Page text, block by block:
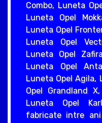
Combo, Luneta
Luneta Opel
Luneta Opel
Luneta Opel
Luneta Opel
Luneta Opel
Luneta Opel Agila,
Opel Grandland
Luneta Opel
fabricate intre ani